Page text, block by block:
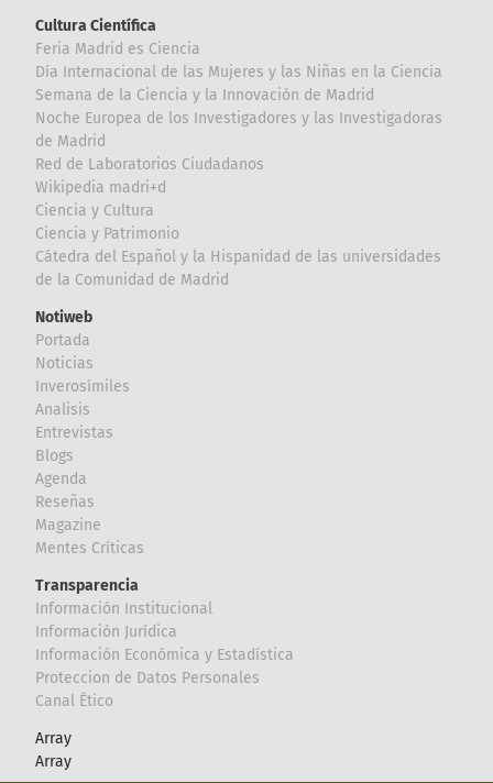
Cultura Científica
Feria Madrid es Ciencia
Día Internacional de las Mujeres y las Niñas en la Ciencia
Semana de la Ciencia y la Innovación de Madrid
Noche Europea de los Investigadores y las Investigadoras
de Madrid
Red de Laboratorios Ciudadanos
Wikipedia madri+d
Ciencia y Cultura
Ciencia y Patrimonio
Cátedra del Español y la Hispanidad de las universidades
de la Comunidad de Madrid
Notiweb
Portada
Noticias
Inverosímiles
Analisis
Entrevistas
Blogs
Agenda
Reseñas
Magazine
Mentes Críticas
Transparencia
Información Institucional
Información Jurídica
Información Económica y Estadística
Proteccion de Datos Personales
Canal Ético
Array
Array